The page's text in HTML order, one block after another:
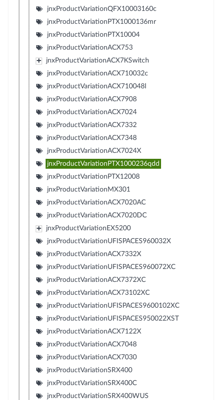
jnxProductVariationQFX10003160c
jnxProductVariationPTX1000136mr
jnxProductVariationPTX10004
jnxProductVariationACX753
jnxProductVariationACX7KSwitch
jnxProductVariationACX710032c
jnxProductVariationACX710048l
jnxProductVariationACX7908
jnxProductVariationACX7024
jnxProductVariationACX7332
jnxProductVariationACX7348
jnxProductVariationACX7024X
jnxProductVariationPTX1000236qdd
jnxProductVariationPTX12008
jnxProductVariationMX301
jnxProductVariationACX7020AC
jnxProductVariationACX7020DC
jnxProductVariationEX5200
jnxProductVariationUFISPACES960032X
jnxProductVariationACX7332X
jnxProductVariationUFISPACES960072XC
jnxProductVariationACX7372XC
jnxProductVariationACX73102XC
jnxProductVariationUFISPACES9600102XC
jnxProductVariationUFISPACES950022XST
jnxProductVariationACX7122X
jnxProductVariationACX7048
jnxProductVariationACX7030
jnxProductVariationSRX400
jnxProductVariationSRX400C
jnxProductVariationSRX400WUS